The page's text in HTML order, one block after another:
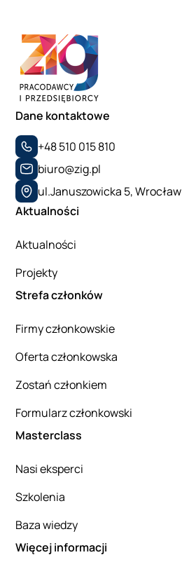
Dane kontaktowe
+48 510 015 810
biuro@zig.pl
ul.Januszowicka 5, Wrocław
Aktualności
Aktualności
Projekty
Strefa członków
Firmy członkowskie
Oferta członkowska
Zostań członkiem
Formularz członkowski
Masterclass
Nasi eksperci
Szkolenia
Baza wiedzy
Więcej informacji